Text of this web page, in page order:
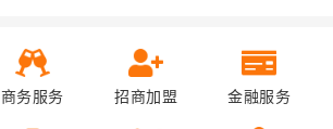
商务服务 招商加盟 金融服务